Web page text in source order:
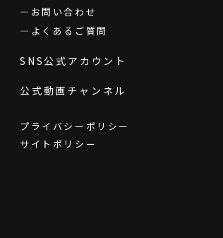
お問い合わせ
よくあるご質問
SNS公式アカウント
公式動画チャンネル
プライバシーポリシー
サイトポリシー